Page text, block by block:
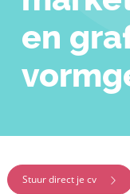
en
Stuur direct je cv